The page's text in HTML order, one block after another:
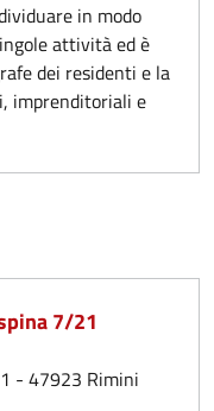
in modo
attività ed è
dei residenti e la
imprenditoriali e
7/21
- 47923 Rimini